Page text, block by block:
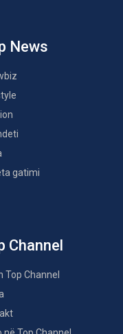
News
gatimi
Channel
Top Channel